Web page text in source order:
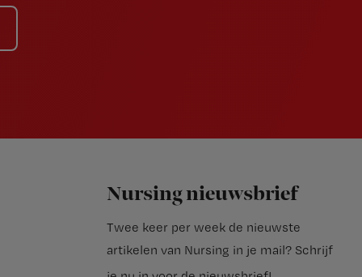
Nursing nieuwsbrief
Twee keer per week de nieuwste
artikelen van Nursing in je mail? Schrijf